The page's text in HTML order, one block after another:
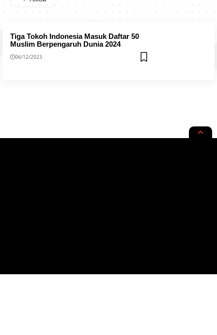
Tiga Tokoh Indonesia Masuk Daftar 50
Muslim Berpengaruh Dunia 2024
06/12/2023